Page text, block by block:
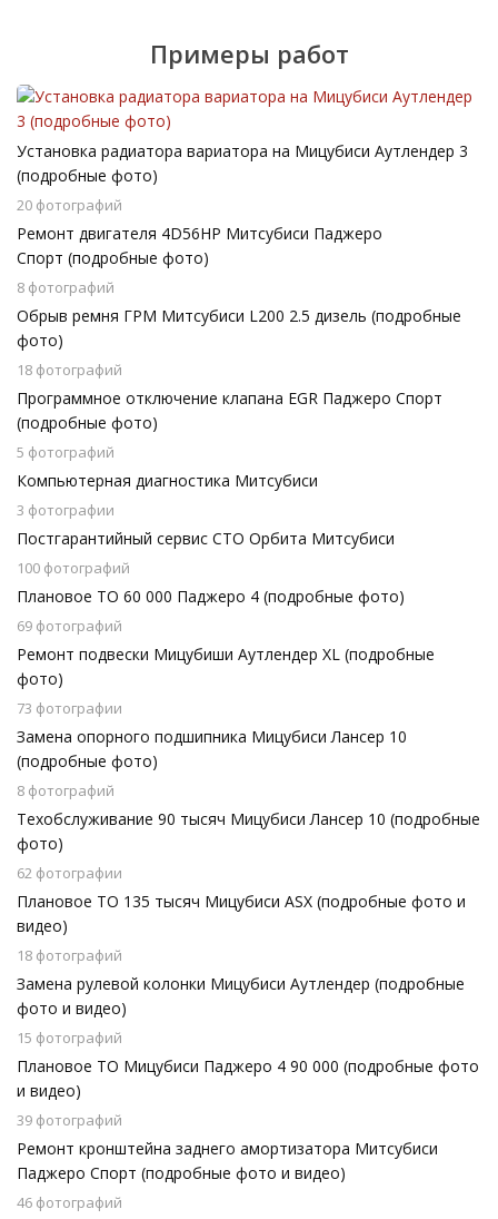
Примеры работ
Установка радиатора вариатора на Мицубиси Аутлендер 3
(подробные фото)
20 фотографий
Ремонт двигателя 4D56HP Митсубиси Паджеро
Спорт (подробные фото)
8 фотографий
Обрыв ремня ГРМ Митсубиси L200 2.5 дизель (подробные
фото)
18 фотографий
Программное отключение клапана EGR Паджеро Спорт
(подробные фото)
5 фотографий
Компьютерная диагностика Митсубиси
3 фотографии
Постгарантийный сервис СТО Орбита Митсубиси
100 фотографий
Плановое ТО 60 000 Паджеро 4 (подробные фото)
69 фотографий
Ремонт подвески Мицубиши Аутлендер XL (подробные
фото)
73 фотографии
Замена опорного подшипника Мицубиси Лансер 10
(подробные фото)
8 фотографий
Техобслуживание 90 тысяч Мицубиси Лансер 10 (подробные
фото)
62 фотографии
Плановое ТО 135 тысяч Мицубиси АSХ (подробные фото и
видео)
18 фотографий
Замена рулевой колонки Мицубиси Аутлендер (подробные
фото и видео)
15 фотографий
Плановое ТО Мицубиси Паджеро 4 90 000 (подробные фото
и видео)
39 фотографий
Ремонт кронштейна заднего амортизатора Митсубиси
Паджеро Спорт (подробные фото и видео)
46 фотографий